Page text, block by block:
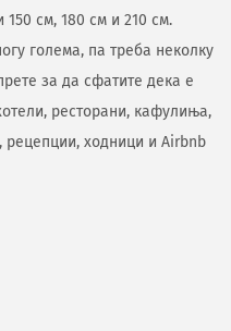
150 см, 180 см и 210 см.
голема, па треба неколку
за да сфатите дека е
ресторани, кафулиња,
рецепции, ходници и Airbnb